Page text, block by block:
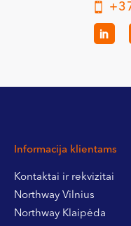
Informacija klientams
Kontaktai ir rekvizitai
Northway Vilnius
Northway Klaipėda